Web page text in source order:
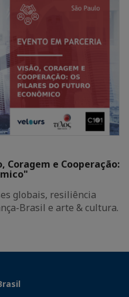
Coragem e Cooperação:
globais, resiliência
Brasil e arte & cultura.